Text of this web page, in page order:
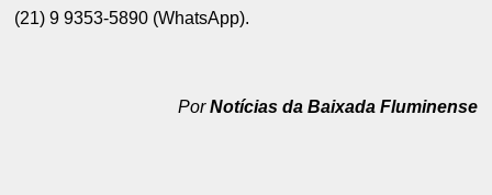
(21) 9 9353-5890 (WhatsApp).
PorNotícias da Baixada Fluminense